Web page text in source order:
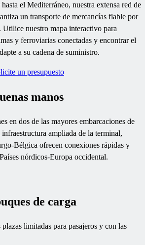
el Mediterráneo, nuestra extensa red de
un transporte de mercancías fiable por
Utilice nuestro mapa interactivo para
y ferroviarias conectadas y encontrar el
a su cadena de suministro.
un presupuesto
manos
en dos de las mayores embarcaciones de
ampliada de la terminal,
Bélgica ofrecen conexiones rápidas y
nórdicos-Europa occidental.
de carga
limitadas para pasajeros y con las